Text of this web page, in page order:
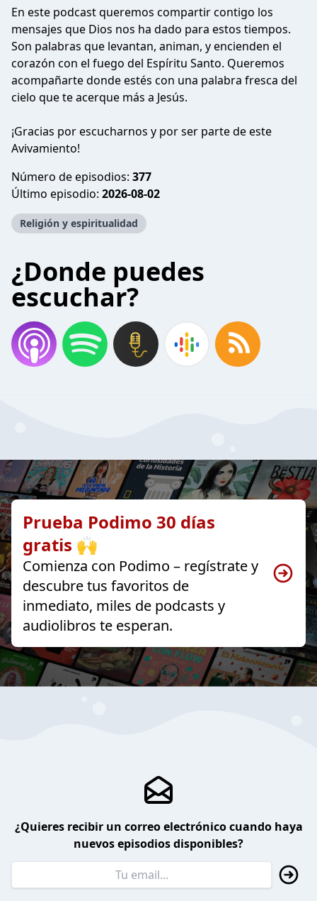
En este podcast queremos compartir contigo los
mensajes que Dios nos ha dado para estos tiempos.
Son palabras que levantan, animan, y encienden el
corazón con el fuego del Espíritu Santo. Queremos
acompañarte donde estés con una palabra fresca del
cielo que te acerque más a Jesús.
¡Gracias por escucharnos y por ser parte de este
Avivamiento!
Número de episodios: 377
Último episodio: 2026-08-02
Religión y espiritualidad
¿Donde puedes
escuchar?
Prueba Podimo 30 días
gratis 🙌
Comienza con Podimo – regístrate y
descubre tus favoritos de
inmediato, miles de podcasts y
audiolibros te esperan.
¿Quieres recibir un correo electrónico cuando haya
nuevos episodios disponibles?